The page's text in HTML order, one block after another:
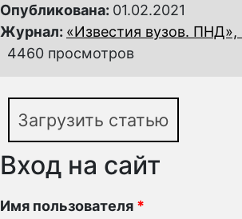
Опубликована: 01.02.2021
Журнал: «Известия вузов.
4460 просмотров
Загрузить статью
Вход на сайт
Имя пользователя *